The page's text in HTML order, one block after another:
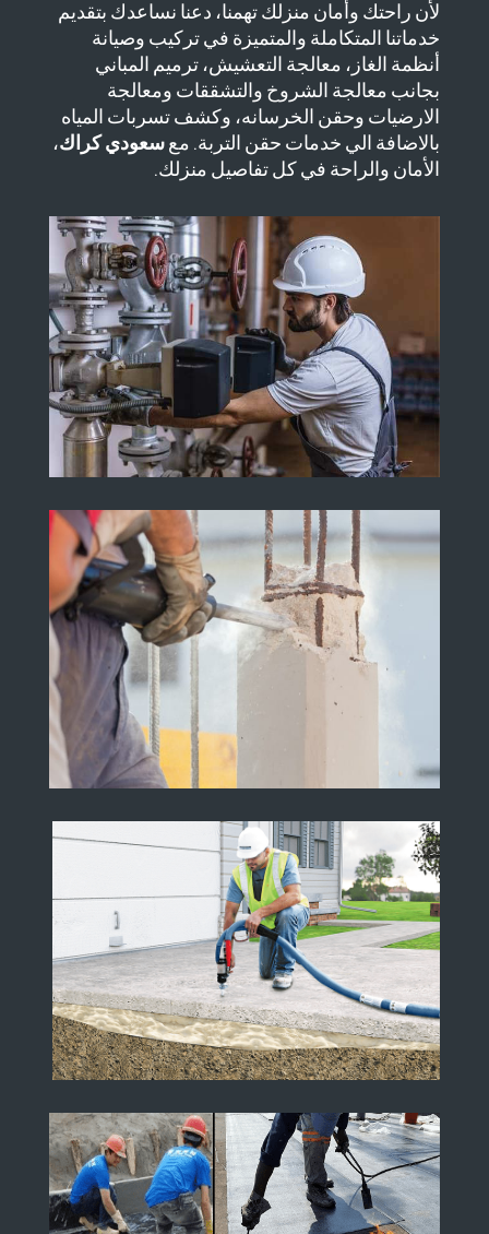
لأن راحتك وأمان منزلك تهمنا، دعنا نساعدك بتقديم
خدماتنا المتكاملة والمتميزة في تركيب وصيانة
أنظمة الغاز، معالجة التعشيش، ترميم المباني
بجانب معالجة الشروخ والتشققات ومعالجة
الارضيات وحقن الخرسانه، وكشف تسربات المياه
بالاضافة الي خدمات حقن التربة. مع سعودي كراك،
الأمان والراحة في كل تفاصيل منزلك.